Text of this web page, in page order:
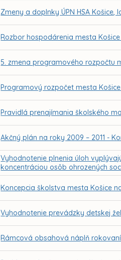
Zmeny a doplnky ÚPN HSA Košice,
Rozbor hospodárenia mesta
5. zmena programového rozpočtu
Programový rozpočet mesta
Pravidlá prenajímania školského
Akčný plán na roky 2009 – 2011 -
Vyhodnotenie plnenia úloh
koncentráciou osôb ohrozených
Koncepcia školstva mesta Košice
Vyhodnotenie prevádzky detskej
Rámcová obsahová náplň